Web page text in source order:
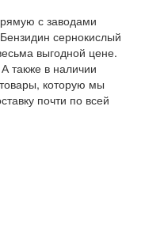
с заводами
сернокислый
выгодной цене.
также в наличии
которую мы
почти по всей